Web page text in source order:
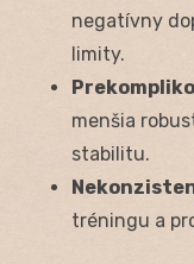
negatívny
limity.
menšia
stabilitu.
tréningu a